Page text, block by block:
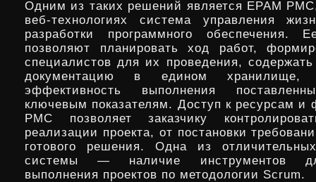
Одним из таких решений является EPAM
веб-технологиях система управления
разработки программного обеспечения.
позволяют планировать ход работ,
специалистов для их проведения,
документацию в едином хранилище,
эффективность выполнения
ключевым показателям. Доступ к ресурсам и
PMC позволяет заказчику
реализации проекта, от постановки
готового решения. Одна из
системы — наличие инструментов
выполнения проектов по методологии Scrum.